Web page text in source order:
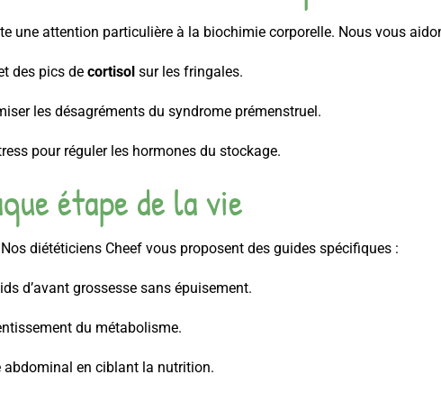
une attention particulière à la biochimie corporelle. Nous vous
des pics de cortisol sur les fringales.
les désagréments du syndrome prémenstruel.
pour réguler les hormones du stockage.
étape de la vie
diététiciens Cheef vous proposent des guides spécifiques :
d’avant grossesse sans épuisement.
du métabolisme.
abdominal en ciblant la nutrition.